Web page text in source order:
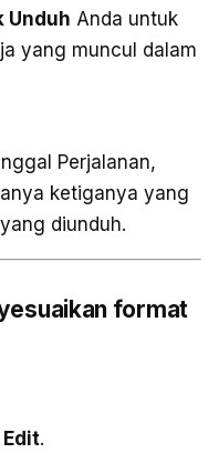
Unduh Anda untuk
yang muncul dalam
Perjalanan,
ketiganya yang
diunduh.
format
Edit.